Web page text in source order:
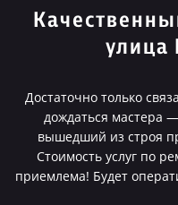
улица
Достаточно только
дождаться мастера
вышедший из строя
Стоимость услуг по
приемлема! Будет